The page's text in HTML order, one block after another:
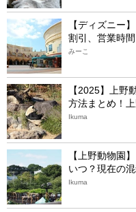
【ディズニー
割引、営業時
みーこ
【2025】上野
方法まとめ！
Ikuma
【上野動物園
いつ？現在の混
Ikuma